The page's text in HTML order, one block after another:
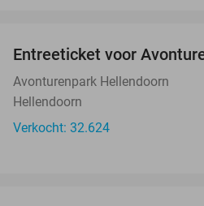
Entreeticket voor
Avonturenpark Hellendoorn
Hellendoorn
Verkocht: 32.624